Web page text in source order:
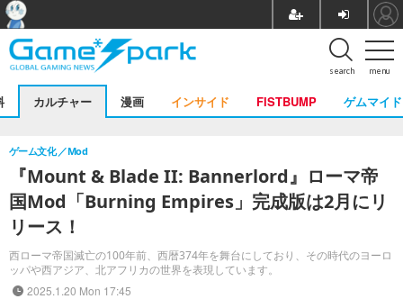
menu
search
カルチャー 漫画 インサイド FISTBUMP ゲムマイド
『Mount & Blade II: Bannerlord』ローマ帝
国Mod「Burning Empires」完成版は2月にリ
リース！
西ローマ帝国滅亡の100年前、西暦374年を舞台にしており、その時代のヨーロ
ッパや西アジア、北アフリカの世界を表現しています。
ゲーム文化 Mod
2025.1.20 Mon 17:45